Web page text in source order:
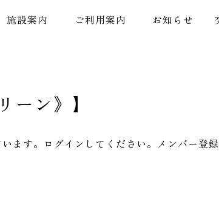
施設案内 ご利用案内 お知らせ
ン》】
ます。ログインしてください。メンバー登